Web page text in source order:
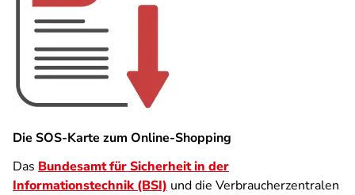
Die SOS-Karte zum Online-Shopping
Das Bundesamt für Sicherheit in der
Informationstechnik (BSI) und die Verbraucherzentralen